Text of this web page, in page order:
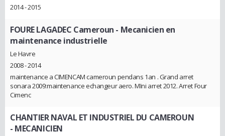
2014 - 2015
FOURE LAGADEC Cameroun - Mecanicien en
maintenance industrielle
Le Havre
2008 - 2014
maintenance a CIMENCAM cameroun pendans 1an . Grand arret
sonara 2009:maintenance echangeur aero. MIni arret 2012. Arret Four
Cimenc
CHANTIER NAVAL ET INDUSTRIEL DU CAMEROUN
- MECANICIEN